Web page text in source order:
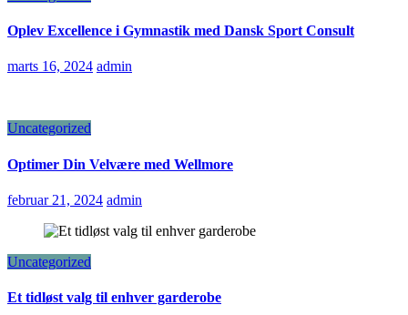
Oplev Excellence i Gymnastik med Dansk Sport Consult
marts 16, 2024 admin
Uncategorized
Optimer Din Velvære med Wellmore
februar 21, 2024 admin
Uncategorized
Et tidløst valg til enhver garderobe